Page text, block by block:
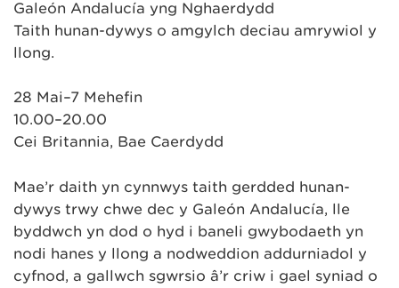
Galeón Andalucía yng Nghaerdydd
Taith hunan-dywys o amgylch deciau amrywiol y
llong.
28 Mai–7 Mehefin
10.00–20.00
Cei Britannia, Bae Caerdydd
Mae’r daith yn cynnwys taith gerdded hunan-
dywys trwy chwe dec y Galeón Andalucía, lle
byddwch yn dod o hyd i baneli gwybodaeth yn
nodi hanes y llong a nodweddion addurniadol y
cyfnod, a gallwch sgwrsio â’r criw i gael syniad o